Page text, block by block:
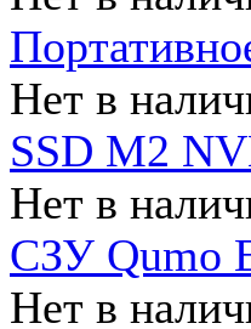
Нет в
SSD M2
Нет в
СЗУ Qumo
Нет в